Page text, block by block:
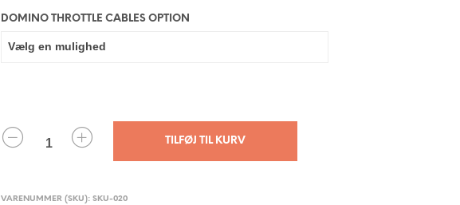
DOMINO THROTTLE CABLES OPTION
ANTAL
TILFØJ TIL KURV
VARENUMMER (SKU):SKU-020